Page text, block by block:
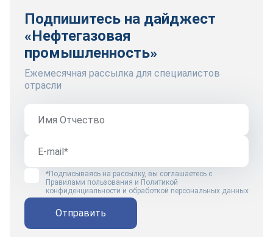
Подпишитесь на дайджест
«Нефтегазовая
промышленность»
Ежемесячная рассылка для специалистов
отрасли
*Подписываясь на рассылку, вы соглашаетесь с
Правилами пользования и Политикой
конфиденциальности и обработкой персональных данных
Отправить